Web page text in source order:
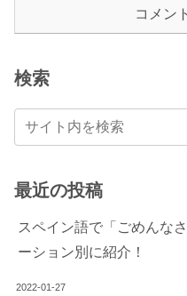
コメン
検索
最近の投稿
スペイン語で「ごめんな
ーション別に紹介！
2022-01-27